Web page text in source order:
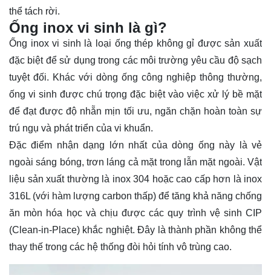
thể tách rời.
Ống inox vi sinh là gì?
Ống inox vi sinh là loại ống thép không gỉ được sản xuất
đặc biệt để sử dụng trong các môi trường yêu cầu độ sạch
tuyệt đối. Khác với dòng ống công nghiệp thông thường,
ống vi sinh được chú trọng đặc biệt vào việc xử lý bề mặt
để đạt được độ nhẵn mịn tối ưu, ngăn chặn hoàn toàn sự
trú ngụ và phát triển của vi khuẩn.
Đặc điểm nhận dạng lớn nhất của dòng ống này là vẻ
ngoài sáng bóng, trơn láng cả mặt trong lẫn mặt ngoài. Vật
liệu sản xuất thường là inox 304 hoặc cao cấp hơn là inox
316L (với hàm lượng carbon thấp) để tăng khả năng chống
ăn mòn hóa học và chịu được các quy trình vệ sinh CIP
(Clean-in-Place) khắc nghiệt. Đây là thành phần không thể
thay thế trong các hệ thống đòi hỏi tính vô trùng cao.